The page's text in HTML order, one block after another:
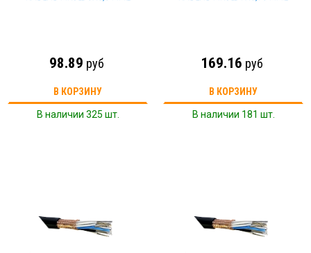
98.89 руб
В КОРЗИНУ
В наличии 325 шт.
169.16 руб
В КОРЗИНУ
В наличии 181 шт.